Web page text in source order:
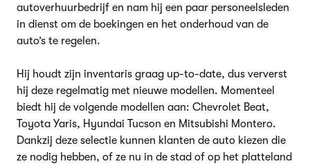
autoverhuurbedrijf en nam hij een paar personeelsleden
in dienst om de boekingen en het onderhoud van de
auto’s te regelen.
Hij houdt zijn inventaris graag up-to-date, dus ververst
hij deze regelmatig met nieuwe modellen. Momenteel
biedt hij de volgende modellen aan: Chevrolet Beat,
Toyota Yaris, Hyundai Tucson en Mitsubishi Montero.
Dankzij deze selectie kunnen klanten de auto kiezen die
ze nodig hebben, of ze nu in de stad of op het platteland